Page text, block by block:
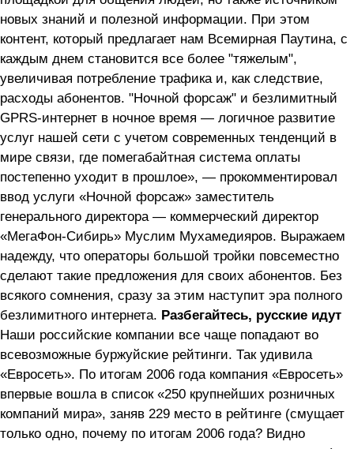
новых знаний и полезной информации. При этом
контент, который предлагает нам Всемирная Паутина, с
каждым днем становится все более "тяжелым",
увеличивая потребление трафика и, как следствие,
расходы абонентов. "Ночной форсаж" и безлимитный
GPRS-интернет в ночное время — логичное развитие
услуг нашей сети с учетом современных тенденций в
мире связи, где помегабайтная система оплаты
постепенно уходит в прошлое», — прокомментировал
ввод услуги «Ночной форсаж» заместитель
генерального директора — коммерческий директор
«МегаФон-Сибирь» Муслим Мухамедияров. Выражаем
надежду, что операторы большой тройки повсеместно
сделают такие предложения для своих абонентов. Без
всякого сомнения, сразу за этим наступит эра полного
безлимитного интернета. Разбегайтесь, русские идут
Наши российские компании все чаще попадают во
всевозможные буржуйские рейтинги. Так удивила
«Евросеть». По итогам 2006 года компания «Евросеть»
впервые вошла в список «250 крупнейших розничных
компаний мира», заняв 229 место в рейтинге (смущает
только одно, почему по итогам 2006 года? Видно